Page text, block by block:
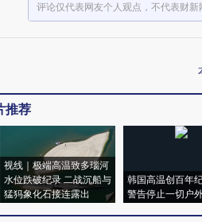
评论仅代表网友个人观点，不代表财新
推荐
视线｜极端高温致多瑙河
水位跌破纪录 二战沉船与
猛犸象化石接连露出
韩国高温创百年
警告停止一切户